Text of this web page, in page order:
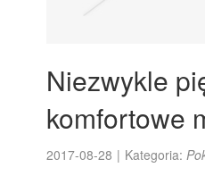
Niezwykle
komfortowe
2017-08-28 | Kategoria: